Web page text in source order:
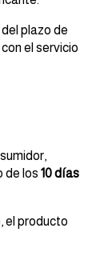
plazo de
el servicio
de los 10 días
el producto